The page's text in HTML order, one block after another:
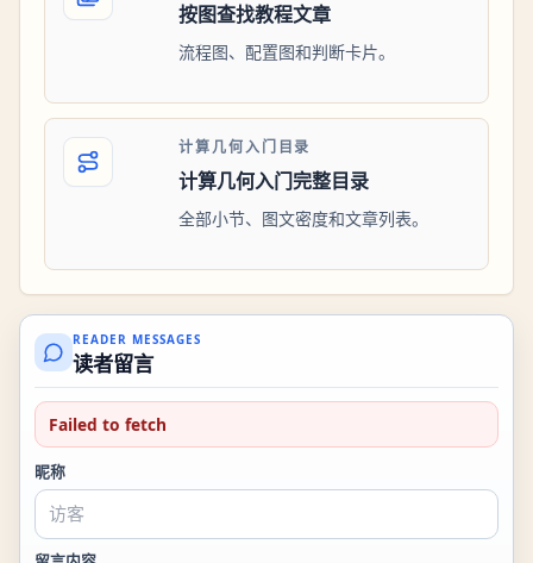
按图查找教程文章
流程图、配置图和判断卡片。
计算几何入门目录
计算几何入门完整目录
全部小节、图文密度和文章列表。
READER MESSAGES
读者留言
Failed to fetch
昵称